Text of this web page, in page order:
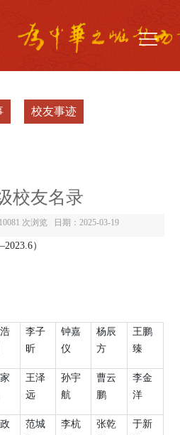
校友事迹
校友名录
10081 次浏览日期：2025-03-19
2023.6）
李子
昕
钟嘉
仪
杨辰
方
王鹏
臻
王泽
远
孙宇
航
曹云
鹏
李金
洋
范城
李杭
张乾
于新